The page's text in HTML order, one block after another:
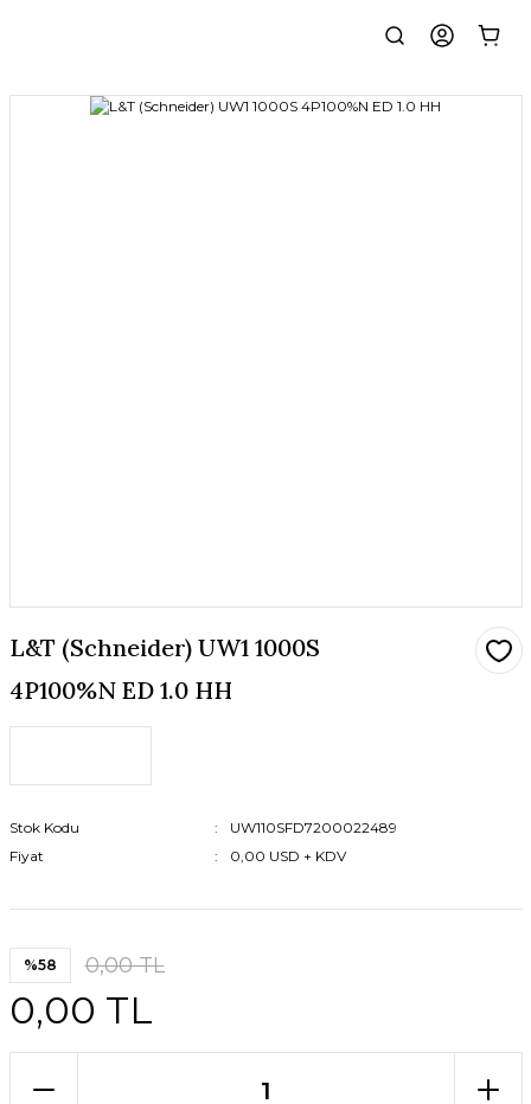
L&T (Schneider) UW1 1000S
4P100%N ED 1.0 HH
Stok Kodu
UW110SFD7200022489
Fiyat
0,00 USD + KDV
%58 0,00 TL
0,00 TL